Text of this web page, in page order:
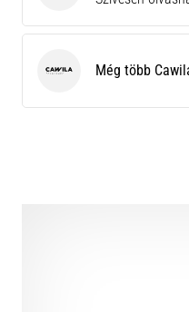
Cawila Még több